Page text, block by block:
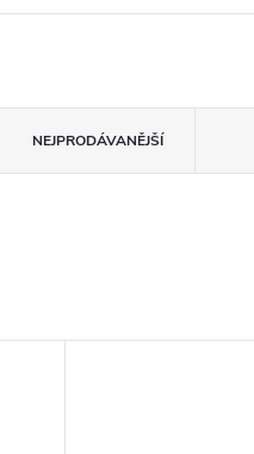
NEJPRODÁVANĚJŠÍ